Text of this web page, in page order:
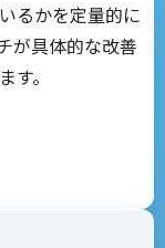
るかを定量的に
が具体的な改善
。